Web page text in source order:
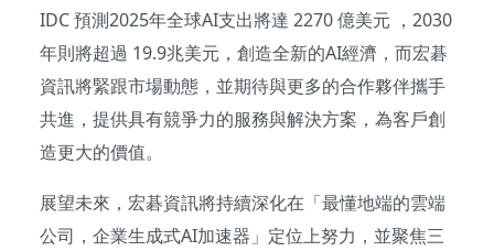
IDC 預測2025年全球AI支出將達 2270 億美元 ，2030
年則將超過 19.9兆美元，創造全新的AI經濟，而宏碁
資訊將緊跟市場動態，並期待與更多的合作夥伴攜手
共進，提供具有競爭力的服務與解決方案，為客戶創
造更大的價值。
展望未來，宏碁資訊將持續深化在「最懂地端的雲端
公司，企業生成式AI加速器」定位上努力，並聚焦三